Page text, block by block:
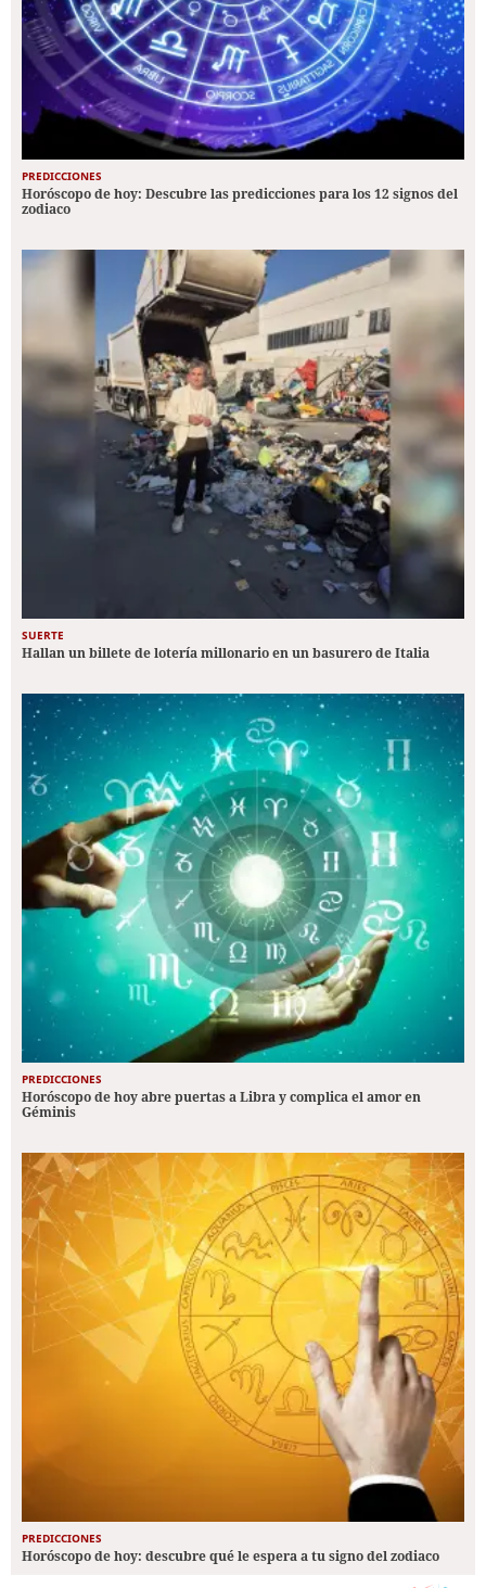
PREDICCIONES
Horóscopo de hoy: Descubre las predicciones para los 12 signos del
zodiaco
SUERTE
Hallan un billete de lotería millonario en un basurero de Italia
PREDICCIONES
Horóscopo de hoy abre puertas a Libra y complica el amor en
Géminis
PREDICCIONES
Horóscopo de hoy: descubre qué le espera a tu signo del zodiaco